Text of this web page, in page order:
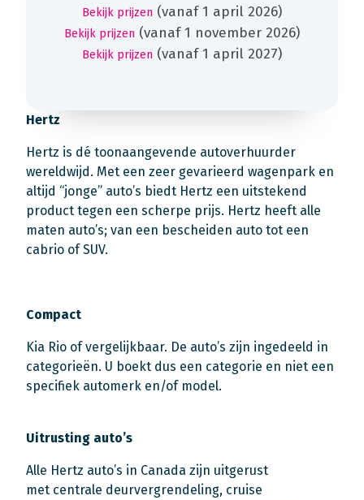
Bekijk prijzen (vanaf 1 april 2026)
Bekijk prijzen (vanaf 1 november 2026)
Bekijk prijzen (vanaf 1 april 2027)
Hertz
Hertz is dé toonaangevende autoverhuurder
wereldwijd. Met een zeer gevarieerd wagenpark en
altijd “jonge” auto’s biedt Hertz een uitstekend
product tegen een scherpe prijs. Hertz heeft alle
maten auto’s; van een bescheiden auto tot een
cabrio of SUV.
Compact
Kia Rio of vergelijkbaar. De auto’s zijn ingedeeld in
categorieën. U boekt dus een categorie en niet een
specifiek automerk en/of model.
Uitrusting auto’s
Alle Hertz auto’s in Canada zijn uitgerust
met centrale deurvergrendeling, cruise